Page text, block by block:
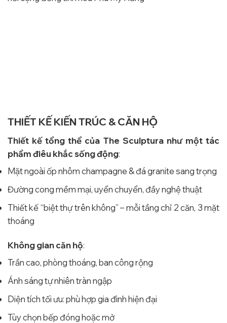
THIẾT KẾ KIẾN TRÚC & CĂN HỘ
Thiết kế tổng thể của The Sculptura như một tác
phẩm điêu khắc sống động:
Mặt ngoài ốp nhôm champagne & đá granite sang trọng
Đường cong mềm mại, uyển chuyển, đầy nghệ thuật
Thiết kế “biệt thự trên không” – mỗi tầng chỉ 2 căn, 3 mặt
thoáng
Không gian căn hộ:
Trần cao, phòng thoáng, ban công rộng
Ánh sáng tự nhiên tràn ngập
Diện tích tối ưu: phù hợp gia đình hiện đại
Tùy chọn bếp đóng hoặc mở